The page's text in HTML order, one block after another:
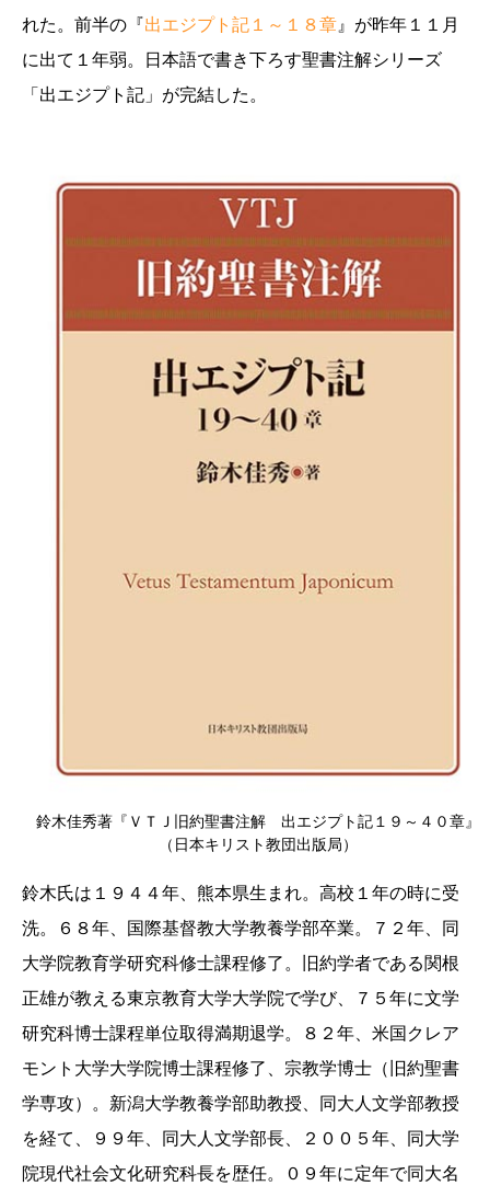
れた。前半の『出エジプト記１～１８章 』が昨年１１月
に出て１年弱。日本語で書き下ろす聖書注解シリーズ
「出エジプト記」が完結した。
鈴木佳秀著『ＶＴＪ旧約聖書注解 出エジプト記１９～４０章』
（日本キリスト教団出版局）
鈴木氏は１９４４年、熊本県生まれ。高校１年の時に受
洗。６８年、国際基督教大学教養学部卒業。７２年、同
大学院教育学研究科修士課程修了。旧約学者である関根
正雄が教える東京教育大学大学院で学び、７５年に文学
研究科博士課程単位取得満期退学。８２年、米国クレア
モント大学大学院博士課程修了、宗教学博士（旧約聖書
学専攻）。新潟大学教養学部助教授、同大人文学部教授
を経て、９９年、同大人文学部長、２００５年、同大学
院現代社会文化研究科長を歴任。０９年に定年で同大名